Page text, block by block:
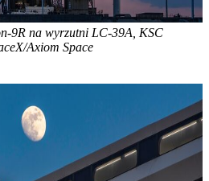
9R na wyrzutni LC-39A, KSC
Axiom Space